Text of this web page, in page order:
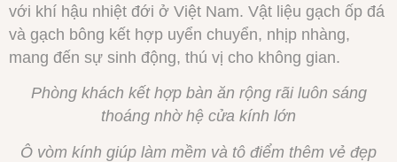
với khí hậu nhiệt đới ở Việt Nam. Vật liệu gạch ốp đá
và gạch bông kết hợp uyển chuyển, nhịp nhàng,
mang đến sự sinh động, thú vị cho không gian.
Phòng khách kết hợp bàn ăn rộng rãi luôn sáng
thoáng nhờ hệ cửa kính lớn
Ô vòm kính giúp làm mềm và tô điểm thêm vẻ đẹp